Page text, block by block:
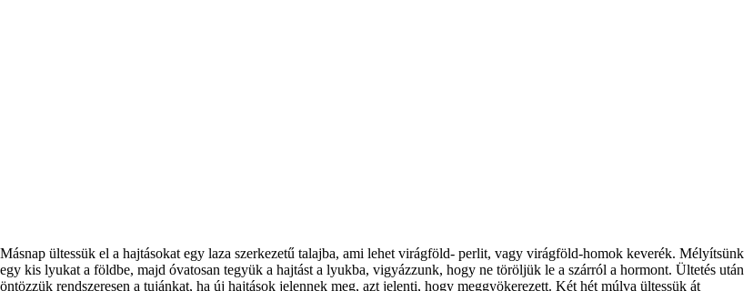
Másnap ültessük el a hajtásokat egy laza szerkezetű talajba, ami lehet virágföld- perlit, vagy virágföld-homok keverék. Mélyítsünk
egy kis lyukat a földbe, majd óvatosan tegyük a hajtást a lyukba, vigyázzunk, hogy ne töröljük le a szárról a hormont. Ültetés után
öntözzük rendszeresen a tujánkat, ha új hajtások jelennek meg, azt jelenti, hogy meggyökerezett. Két hét múlva ültessük át